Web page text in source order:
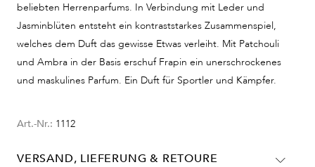
beliebten Herrenparfums. In Verbindung mit Leder und
Jasminblüten entsteht ein kontraststarkes Zusammenspiel,
welches dem Duft das gewisse Etwas verleiht. Mit Patchouli
und Ambra in der Basis erschuf Frapin ein unerschrockenes
und maskulines Parfum. Ein Duft für Sportler und Kämpfer.
Art.-Nr.: 1112
VERSAND, LIEFERUNG & RETOURE